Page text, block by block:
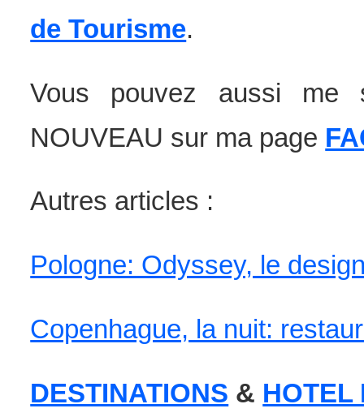
de Tourisme.
Vous pouvez aussi
NOUVEAU sur ma page
Autres articles :
Pologne: Odyssey, le
Copenhague, la nuit:
DESTINATIONS & HOTEL